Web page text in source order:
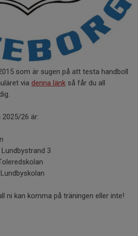
som är sugen på att testa handboll
via denna länk så får du all
26 är:
3
ni kan komma på träningen eller inte!